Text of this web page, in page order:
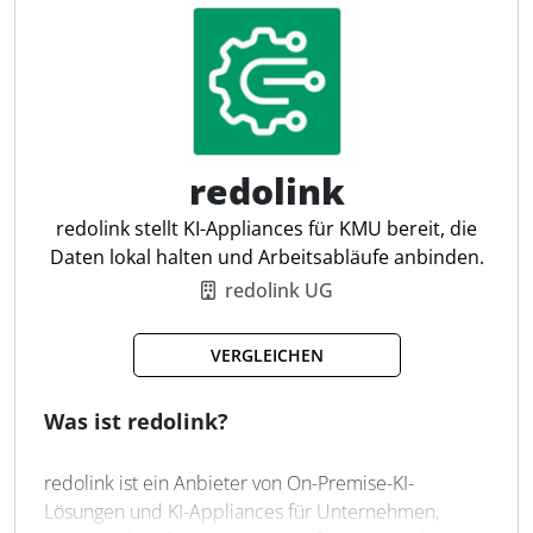
Beratungsqualität bietet.
Zugriff auf Steuerbibliothek
Integration von Fachwissen
Transparente Literaturangaben
Speicherung vergangener Chats
Light/Dark Mode
Folgefragen stellen
E-Mail erstellen
Unterstützung bei Analysen
redolink
redolink stellt KI-Appliances für KMU bereit, die
Daten lokal halten und Arbeitsabläufe anbinden.
redolink UG
VERGLEICHEN
Was ist redolink?
redolink ist ein Anbieter von On-Premise-KI-
Lösungen und KI-Appliances für Unternehmen,